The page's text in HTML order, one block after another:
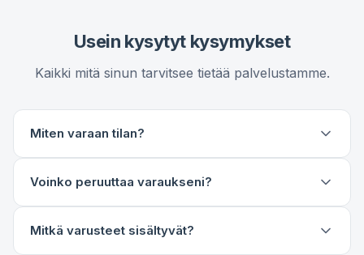
Usein kysytyt kysymykset
Kaikki mitä sinun tarvitsee tietää palvelustamme.
Miten varaan tilan?
Voinko peruuttaa varaukseni?
Mitkä varusteet sisältyvät?